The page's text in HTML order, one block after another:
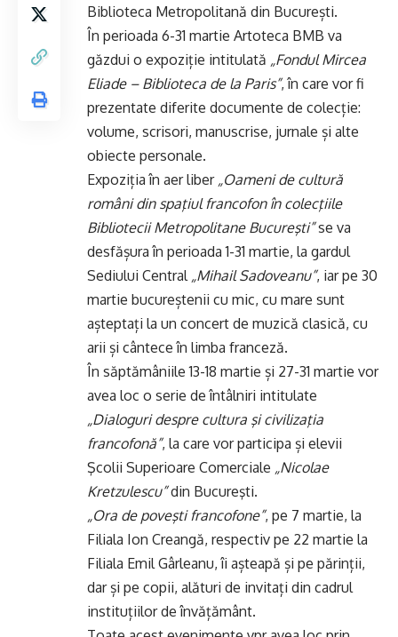
Biblioteca Metropolitană din București.
În perioada 6-31 martie Artoteca BMB va
găzdui o expoziție intitulată „Fondul Mircea
Eliade – Biblioteca de la Paris”, în care vor fi
prezentate diferite documente de colecție:
volume, scrisori, manuscrise, jurnale și alte
obiecte personale.
Expoziția în aer liber „Oameni de cultură
români din spaţiul francofon în colecţiile
Bibliotecii Metropolitane Bucureşti”se va
desfășura în perioada 1-31 martie, la gardul
Sediului Central „Mihail Sadoveanu”, iar pe 30
martie bucureștenii cu mic, cu mare sunt
așteptați la un concert de muzică clasică, cu
arii și cântece în limba franceză.
În săptămâniile 13-18 martie și 27-31 martie vor
avea loc o serie de întâlniri intitulate
„Dialoguri despre cultura şi civilizaţia
francofonă”, la care vor participa și elevii
Şcolii Superioare Comerciale „Nicolae
Kretzulescu”din Bucureşti.
„Ora de poveşti francofone”, pe 7 martie, la
Filiala Ion Creangă, respectiv pe 22 martie la
Filiala Emil Gârleanu, îi așteapă și pe părinții,
dar și pe copii, alături de invitați din cadrul
instituțiilor de învățământ.